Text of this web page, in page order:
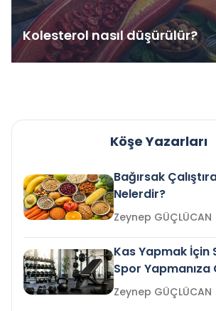
Kolesterol nasıl düşürülür?
Köşe Yazarları
Bağırsak
Nelerdir?
Zeynep GÜÇLÜCAN
Kas Yapmak İçin
Spor Yapmanıza
Zeynep GÜÇLÜCAN